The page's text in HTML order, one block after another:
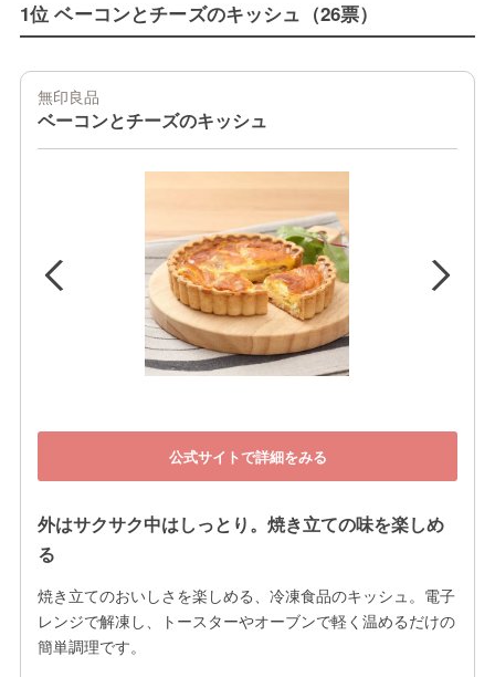
1位 ベーコンとチーズのキッシュ（26票）
無印良品
ベーコンとチーズのキッシュ
公式サイトで詳細をみる
外はサクサク中はしっとり。焼き立ての味を楽しめ
る
焼き立てのおいしさを楽しめる、冷凍食品のキッシュ。電子
レンジで解凍し、トースターやオーブンで軽く温めるだけの
簡単調理です。